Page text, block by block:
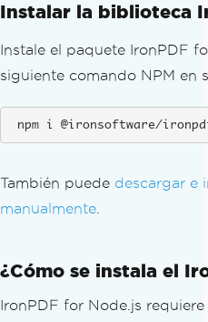
Instalar la biblioteca
Instale el paquete IronPDF
siguiente comando NPM en
npm i @ironsoftware/
También puede descargar e
manualmente.
¿Cómo se instala el
IronPDF for Node.js requiere